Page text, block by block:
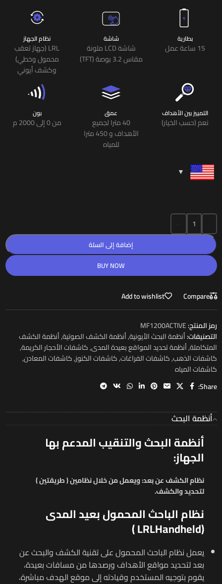
بطارية
15 ساعة عمل
شاشة
شاشة LCD ملونة
مقاس 3.2 بوصة (TFT)
نظام الجهاز
LRL (جهاز تعقب
محمول وخطي)
وكشف أيوني
التمييز بين الأهداف
نعم (حسب الخيار)
عمق
40 مترا لجميع
الأهداف و 450 مترا
للمياه
بون
من 0 إلى 2000 م
إضافة إلى السلة
BUY NOW
Compare
Add to wishlist
رمز المنتج:MF1200ACTIVE
التصنيفات:أنظمة البحث الأيونية,أنظمة الكشف الصوتية,أنظمة الكشف
المتكاملة,أنظمة تحديد المواقع بعيدة المدى,كاشفات الأحجار الكريمة,
كاشفات الذهب,كاشفات الفراغات,كاشفات الكنوز,كاشفات المعادن,
كاشفات المياه
Share:
أنظمة البحث
أنظمة البحث والتنقيب المدعم بها
الجهاز:
نظام الكشف عن بعد:ويعمل من خلال نظامين ( طريقتين )
لتحديد والكشف.
نظام الباحث المحمول بعيد المدى
(
Handheld
LRL
)
يعمل نظام الباحث المحمول على تقنية الكشف والبحث عن
بعد لتحديد مواقع الأهداف ورصدها من مسافات بعيدة،
يقوم بتوجيه المستخدم وقيادته إلى موقع الهدف مباشرة،